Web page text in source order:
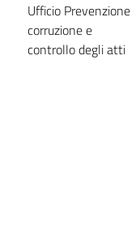
Ufficio Prevenzione
corruzione e
controllo degli atti